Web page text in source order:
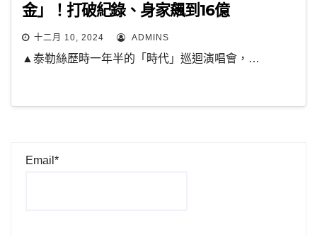
金」！打破紀錄、身家飆到16億
十二月 10, 2024 ADMINS
▲泰勒絲歷時一年半的「時代」巡迴演唱會，…
Email*